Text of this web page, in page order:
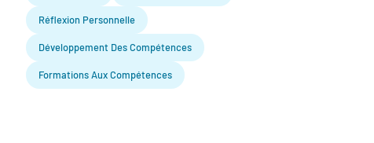
Réflexion Personnelle
Développement Des Compétences
Formations Aux Compétences